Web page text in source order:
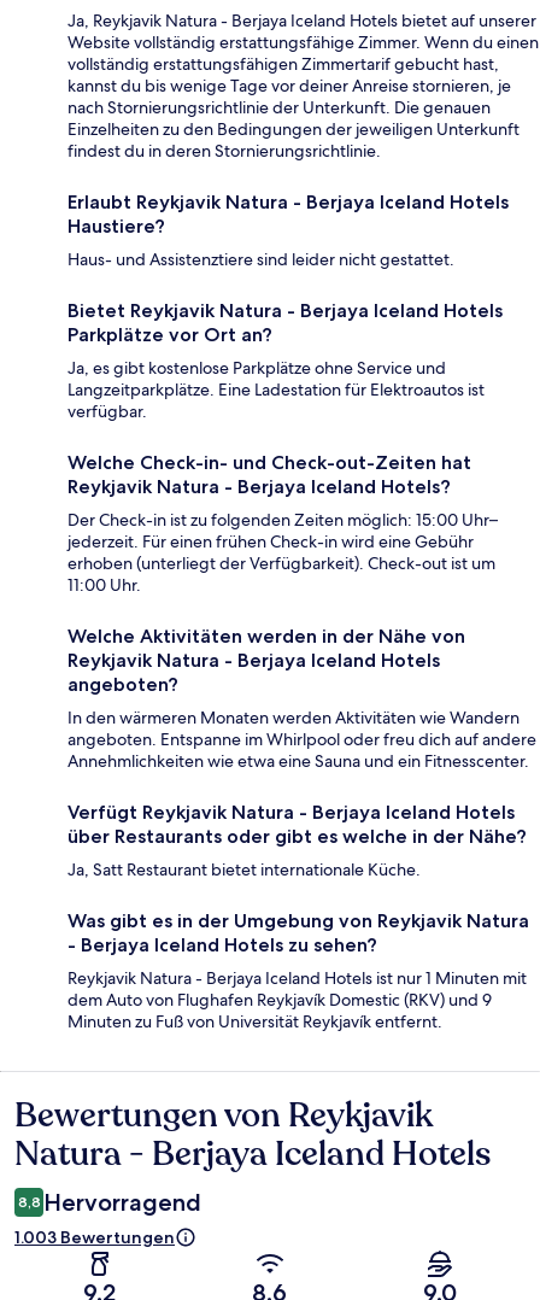
Ja, Reykjavik Natura - Berjaya Iceland Hotels bietet auf unserer
Website vollständig erstattungsfähige Zimmer. Wenn du einen
vollständig erstattungsfähigen Zimmertarif gebucht hast,
kannst du bis wenige Tage vor deiner Anreise stornieren, je
nach Stornierungsrichtlinie der Unterkunft. Die genauen
Einzelheiten zu den Bedingungen der jeweiligen Unterkunft
findest du in deren Stornierungsrichtlinie.
Erlaubt Reykjavik Natura - Berjaya Iceland Hotels
Haustiere?
Haus- und Assistenztiere sind leider nicht gestattet.
Bietet Reykjavik Natura - Berjaya Iceland Hotels
Parkplätze vor Ort an?
Ja, es gibt kostenlose Parkplätze ohne Service und
Langzeitparkplätze. Eine Ladestation für Elektroautos ist
verfügbar.
Welche Check-in- und Check-out-Zeiten hat
Reykjavik Natura - Berjaya Iceland Hotels?
Der Check-in ist zu folgenden Zeiten möglich: 15:00 Uhr–
jederzeit. Für einen frühen Check-in wird eine Gebühr
erhoben (unterliegt der Verfügbarkeit). Check-out ist um
11:00 Uhr.
Welche Aktivitäten werden in der Nähe von
Reykjavik Natura - Berjaya Iceland Hotels
angeboten?
In den wärmeren Monaten werden Aktivitäten wie Wandern
angeboten. Entspanne im Whirlpool oder freu dich auf andere
Annehmlichkeiten wie etwa eine Sauna und ein Fitnesscenter.
Verfügt Reykjavik Natura - Berjaya Iceland Hotels
über Restaurants oder gibt es welche in der Nähe?
Ja, Satt Restaurant bietet internationale Küche.
Was gibt es in der Umgebung von Reykjavik Natura
- Berjaya Iceland Hotels zu sehen?
Reykjavik Natura - Berjaya Iceland Hotels ist nur 1 Minuten mit
dem Auto von Flughafen Reykjavík Domestic (RKV) und 9
Minuten zu Fuß von Universität Reykjavík entfernt.
Bewertungen
Bewertungen von Reykjavik
Natura - Berjaya Iceland Hotels
8,8 Hervorragend
1.003 Bewertungen
9,2 8,6 9,0